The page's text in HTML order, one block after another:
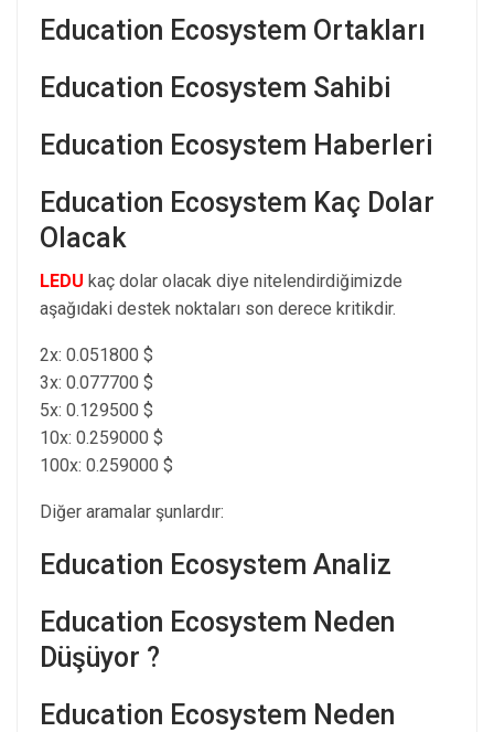
Education Ecosystem Ortakları
Education Ecosystem Sahibi
Education Ecosystem Haberleri
Education Ecosystem Kaç Dolar
Olacak
LEDU kaç dolar olacak diye nitelendirdiğimizde
aşağıdaki destek noktaları son derece kritikdir.
2x: 0.051800 $
3x: 0.077700 $
5x: 0.129500 $
10x: 0.259000 $
100x: 0.259000 $
Diğer aramalar şunlardır:
Education Ecosystem Analiz
Education Ecosystem Neden
Düşüyor ?
Education Ecosystem Neden